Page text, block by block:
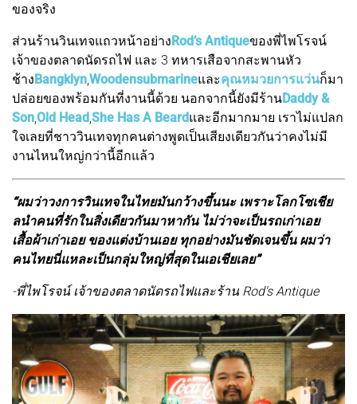
ของจริง
ส่วนร้านวินเทจแถวหน้าอย่างRod’s Antiqueของพี่ไพโรจน์
เจ้าของตลาดนัดรถไฟ และ 3 ทหารเสือจากสะพานหัว
ช้างBangklyn,Woodensubmarineและคุณหมวยการแว่นก็มา
ปล่อยของพร้อมกันที่งานนี้ด้วย นอกจากนี้ยังมีร้านDaddy &
Son,Old Head,She Has A Beardและอีกมากมาย เราไม่แปลก
ใจเลยที่ชาววินเทจทุกคนต่างพูดเป็นเสียงเดียวกันว่าคงไม่มี
งานไหนใหญ่กว่านี้อีกแล้ว
“ผมว่าวงการวินเทจในไทยมันกว้างขึ้นนะ เพราะโลกโซเชีย
ลนำคนที่รักในสิ่งเดียวกันมาหากัน ไม่ว่าจะเป็นรถเก่าเอย
เสื้อผ้าเก่าเอย ของแต่งบ้านเอย ทุกอย่างมันชัดเจนขึ้น ผมว่า
คนไทยนี่แหละเป็นกลุ่มใหญ่ที่สุดในเอเชียเลย”
-พี่ไพโรจน์ เจ้าของตลาดนัดรถไฟและร้าน Rod's Antique